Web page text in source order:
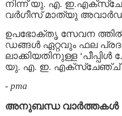
നിന്ന് യു. എ.
വർഗീസ്‌ മാത്യു അവാർഡ്‌
ഉപഭോക്തൃ സേവന
ഡങ്ങൾ ഏറ്റവും ഫല
ലാക്കിയതിനുള്ള
യു. എ. ഇ. എക്സ്ചേഞ്ച്
- pma
അനുബന്ധ വാര്‍ത്തകള്‍